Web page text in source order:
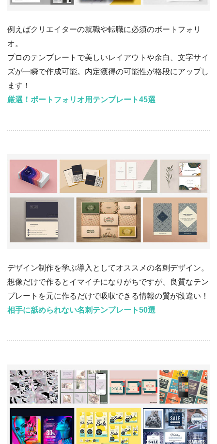
例えばクリエイターの就職や転職に必須のポートフォリ
オ。
プロのテンプレートで美しいレイアウトや余白、文字サイ
ズが一瞬で作成可能。内定獲得の可能性が格段にアップし
ます！
厳選！ポートフォリオ用テンプレート45選
デザイン制作を学ぶ導入としてオススメの名刺デザイン。
想像だけで作るとイマイチになりがちですが、良質なテン
プレートを元に作るだけで吸収できる情報の質が段違い！
相手に舐められない名刺テンプレート50選